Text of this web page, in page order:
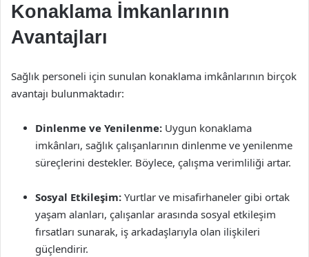
Konaklama İmkanlarının
Avantajları
Sağlık personeli için sunulan konaklama imkânlarının birçok
avantajı bulunmaktadır:
Dinlenme ve Yenilenme: Uygun konaklama
imkânları, sağlık çalışanlarının dinlenme ve yenilenme
süreçlerini destekler. Böylece, çalışma verimliliği artar.
Sosyal Etkileşim: Yurtlar ve misafirhaneler gibi ortak
yaşam alanları, çalışanlar arasında sosyal etkileşim
fırsatları sunarak, iş arkadaşlarıyla olan ilişkileri
güçlendirir.